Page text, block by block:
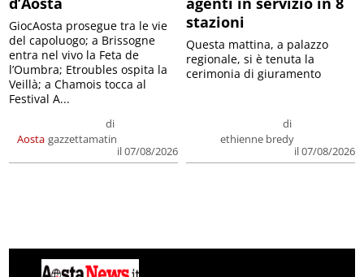
Aosta
di
gazzettamatin
il 07/08/2026
GiocAosta prosegue tra le vie
del capoluogo; a Brissogne
entra nel vivo la Feta de
l’Oumbra; Etroubles ospita la
Veillà; a Chamois tocca al
Festival A...
stazioni
di
ethienne bredy
il 07/08/2026
Questa mattina, a palazzo
regionale, si è tenuta la
cerimonia di giuramento